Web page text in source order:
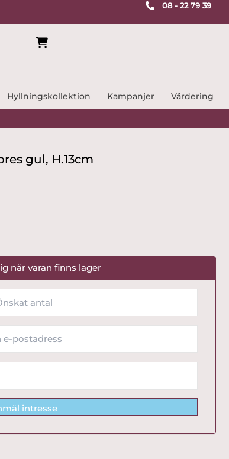
08 - 22 79 39
Hyllningskollektion Kampanjer Värdering
gul, H.13cm
när varan finns lager
intresse